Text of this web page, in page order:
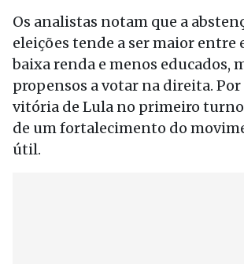
Os analistas notam que a
eleições tende a ser maior entre
baixa renda e menos educados,
propensos a votar na direita. Por
vitória de Lula no primeiro
de um fortalecimento do
útil.